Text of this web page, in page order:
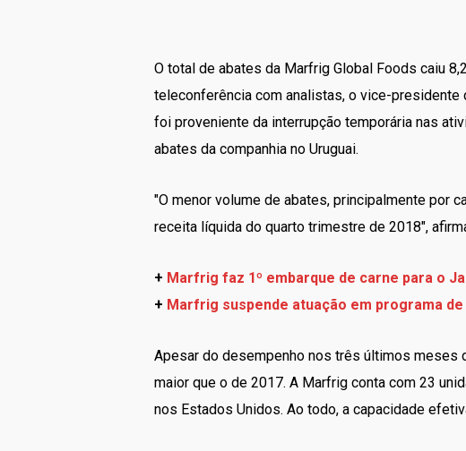
O total de abates da Marfrig Global Foods caiu
teleconferência com analistas, o vice-presidente
foi proveniente da interrupção temporária nas
abates da companhia no Uruguai.
"O menor volume de abates, principalmente por
receita líquida do quarto trimestre de 2018",
+ Marfrig faz 1º embarque de carne para o
+ Marfrig suspende atuação em programa
Apesar do desempenho nos três últimos meses
maior que o de 2017. A Marfrig conta com 23
nos Estados Unidos. Ao todo, a capacidade